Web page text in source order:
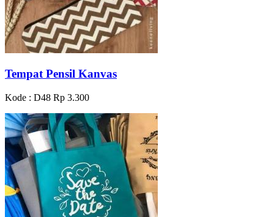
Tempat Pensil Kanvas
Kode : D48 Rp 3.300